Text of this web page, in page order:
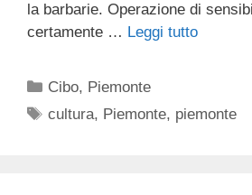
la barbarie. Operazione di
certamente … Leggi tutto
Categorie
Cibo, Piemonte
Tag
cultura, Piemonte, piemonte